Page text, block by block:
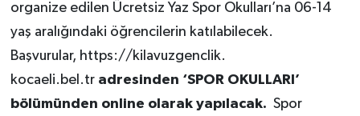
organize edilen Ücretsiz Yaz Spor Okulları’na 06-14
yaş aralığındaki öğrencilerin katılabilecek.
Başvurular, https://kilavuzgenclik.
kocaeli.bel.tradresinden ‘SPOR OKULLARI’
bölümünden online olarak yapılacak. Spor